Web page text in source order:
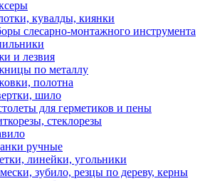
кувалды, киянки
слесарно-монтажного инструмента
и лезвия
по металлу
полотна
шило
для герметиков и пены
стеклорезы
ручные
линейки, угольники
зубило, резцы по дереву, керны